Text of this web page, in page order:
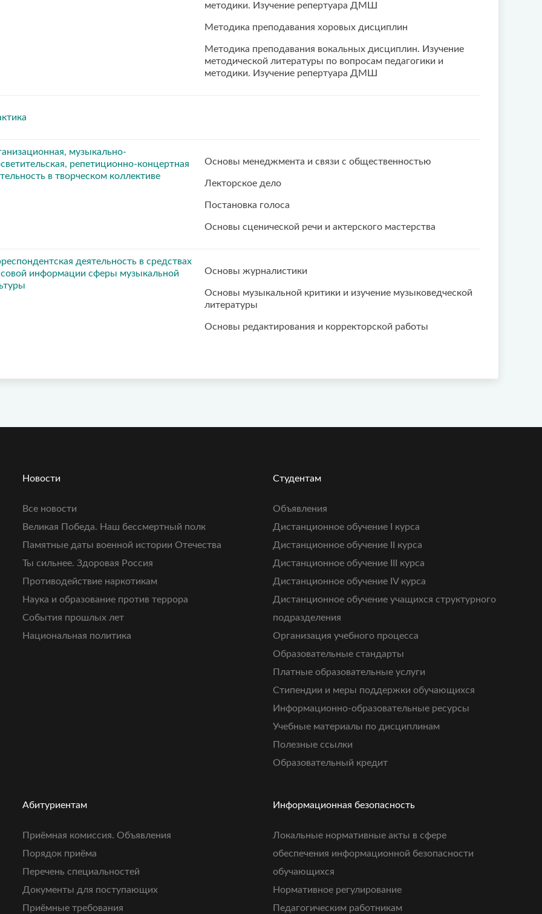
методики. Изучение репертуара ДМШ
Методика преподавания хоровых дисциплин
Методика преподавания вокальных дисциплин. Изучение
методической литературы по вопросам педагогики и
методики. Изучение репертуара ДМШ
музыкально-
репетиционно-концертная
в творческом коллективе
Основы менеджмента и связи с общественностью
Лекторское дело
Постановка голоса
Основы сценической речи и актерского мастерства
деятельность в средствах
информации сферы музыкальной
Основы журналистики
Основы музыкальной критики и изучение музыковедческой
литературы
Основы редактирования и корректорской работы
Новости
Все новости
Великая Победа. Наш бессмертный полк
Памятные даты военной истории Отечества
Ты сильнее. Здоровая Россия
Противодействие наркотикам
Наука и образование против террора
События прошлых лет
Национальная политика
Студентам
Объявления
Дистанционное обучение I курса
Дистанционное обучение II курса
Дистанционное обучение III курса
Дистанционное обучение IV курса
Дистанционное обучение учащихся структурного
подразделения
Организация учебного процесса
Образовательные стандарты
Платные образовательные услуги
Стипендии и меры поддержки обучающихся
Информационно-образовательные ресурсы
Учебные материалы по дисциплинам
Полезные ссылки
Образовательный кредит
Абитуриентам
Приёмная комиссия. Объявления
Порядок приёма
Перечень специальностей
Документы для поступающих
Приёмные требования
Информационная безопасность
Локальные нормативные акты в сфере
обеспечения информационной безопасности
обучающихся
Нормативное регулирование
Педагогическим работникам